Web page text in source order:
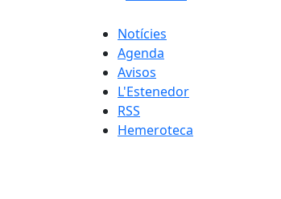
Notícies
Agenda
Avisos
L'Estenedor
RSS
Hemeroteca